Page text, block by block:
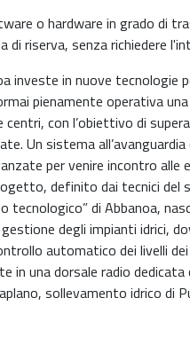
o hardware in grado di
di riserva, senza richiedere
investe in nuove tecnologie
pienamente operativa
con l’obiettivo di
Un sistema
per venire incontro alle
definito dai tecnici
di Abbanoa,
degli impianti idrici,
automatico dei livelli
in una dorsale radio
sollevamento idrico di